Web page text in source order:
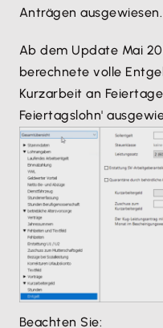
Anträgen ausgewiesen.
Ab dem Update Mai
berechnete volle
Kurzarbeit an
Feiertagslohn'
Beachten Sie: